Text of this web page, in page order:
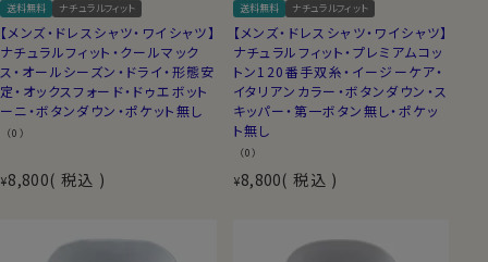
送料無料 ナチュラルフィット
【メンズ・ドレスシャツ・ワイシャツ】
ナチュラルフィット・クールマック
ス・オールシーズン・ドライ・形態安
定・オックスフォード・ドゥエボット
ーニ・ボタンダウン・ポケット無し
（0）
¥8,800 税込
送料無料 ナチュラルフィット
【メンズ・ドレスシャツ・ワイシャツ】
ナチュラルフィット・プレミアムコッ
トン120番手双糸・イージーケア・
イタリアンカラー・ボタンダウン・ス
キッパー・第一ボタン無し・ポケッ
ト無し
（0）
¥8,800 税込